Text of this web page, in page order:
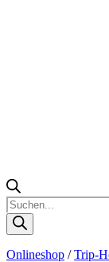
Products
search
Onlineshop /Trip-